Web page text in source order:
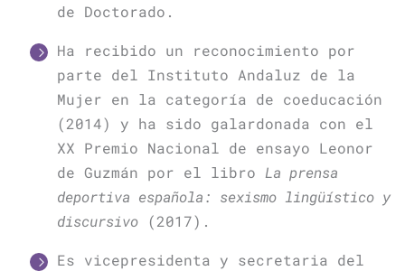
de Doctorado.
Ha recibido un reconocimiento por
parte del Instituto Andaluz de la
Mujer en la categoría de coeducación
(2014) y ha sido galardonada con el
XX Premio Nacional de ensayo Leonor
de Guzmán por el libro La prensa
deportiva española: sexismo lingüístico y
discursivo(2017).
Es vicepresidenta y secretaria del